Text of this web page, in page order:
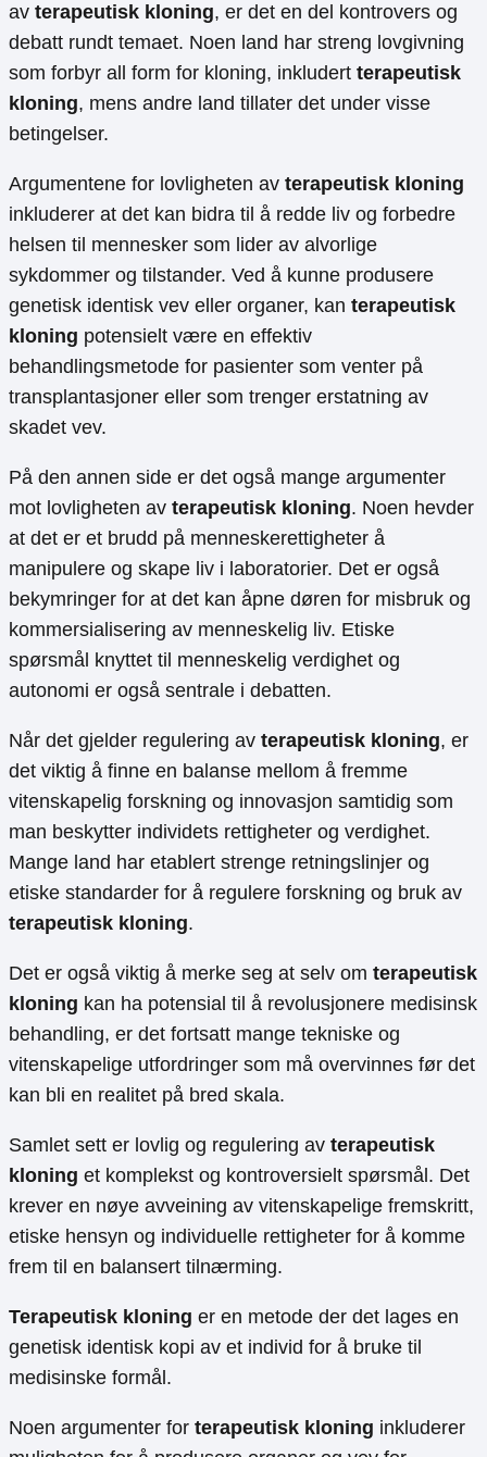
av terapeutisk kloning, er det en del kontrovers og
debatt rundt temaet. Noen land har streng lovgivning
som forbyr all form for kloning, inkludert terapeutisk
kloning, mens andre land tillater det under visse
betingelser.
Argumentene for lovligheten av terapeutisk kloning
inkluderer at det kan bidra til å redde liv og forbedre
helsen til mennesker som lider av alvorlige
sykdommer og tilstander. Ved å kunne produsere
genetisk identisk vev eller organer, kan terapeutisk
kloning potensielt være en effektiv
behandlingsmetode for pasienter som venter på
transplantasjoner eller som trenger erstatning av
skadet vev.
På den annen side er det også mange argumenter
mot lovligheten av terapeutisk kloning. Noen hevder
at det er et brudd på menneskerettigheter å
manipulere og skape liv i laboratorier. Det er også
bekymringer for at det kan åpne døren for misbruk og
kommersialisering av menneskelig liv. Etiske
spørsmål knyttet til menneskelig verdighet og
autonomi er også sentrale i debatten.
Når det gjelder regulering av terapeutisk kloning, er
det viktig å finne en balanse mellom å fremme
vitenskapelig forskning og innovasjon samtidig som
man beskytter individets rettigheter og verdighet.
Mange land har etablert strenge retningslinjer og
etiske standarder for å regulere forskning og bruk av
terapeutisk kloning.
Det er også viktig å merke seg at selv om terapeutisk
kloning kan ha potensial til å revolusjonere medisinsk
behandling, er det fortsatt mange tekniske og
vitenskapelige utfordringer som må overvinnes før det
kan bli en realitet på bred skala.
Samlet sett er lovlig og regulering av terapeutisk
kloning et komplekst og kontroversielt spørsmål. Det
krever en nøye avveining av vitenskapelige fremskritt,
etiske hensyn og individuelle rettigheter for å komme
frem til en balansert tilnærming.
Terapeutisk kloning er en metode der det lages en
genetisk identisk kopi av et individ for å bruke til
medisinske formål.
Noen argumenter for terapeutisk kloning inkluderer